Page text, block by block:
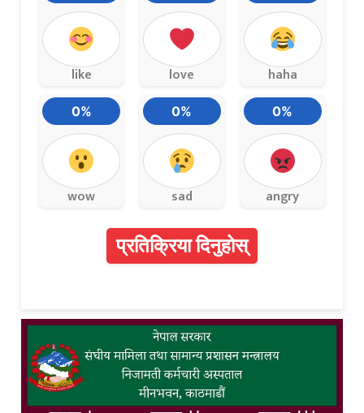
like love haha
0%
wow
0%
sad
0%
angry
प्रतिक्रिया दिनुहोस्